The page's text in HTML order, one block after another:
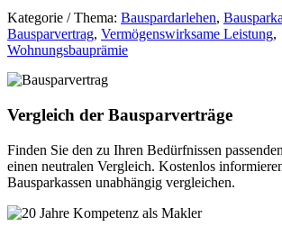
Kategorie / Thema: Bauspardarlehen,
Bausparvertrag, Vermögenswirksame Leistung,
Wohnungsbauprämie
Vergleich der Bausparverträge
Finden Sie den zu Ihren Bedürfnissen
einen neutralen Vergleich. Kostenlos
Bausparkassen unabhängig vergleichen.